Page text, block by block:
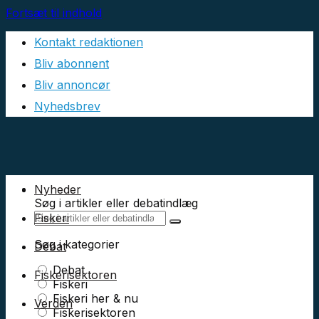
Fortsæt til indhold
Kontakt redaktionen
Bliv abonnent
Bliv annoncør
Nyhedsbrev
Søg i artikler eller debatindlæg
Søg i kategorier
Debat
Fiskeri
Fiskeri her & nu
Fiskerisektoren
Nyheder
Fiskeri
Debat
Fiskerisektoren
Verden